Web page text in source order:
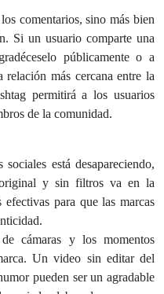
comentarios, sino más bien
Si un usuario comparte una
públicamente o a
más cercana entre la
permitirá a los usuarios
de la comunidad.
está desapareciendo,
y sin filtros va en la
para que las marcas
cámaras y los momentos
Un video sin editar del
pueden ser un agradable